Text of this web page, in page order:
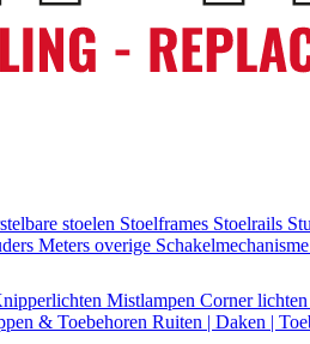
stoelen Stoelframes Stoelrails
Meters overige Schakelmechanisme
Mistlampen Corner lichten
& Toebehoren Ruiten | Daken |